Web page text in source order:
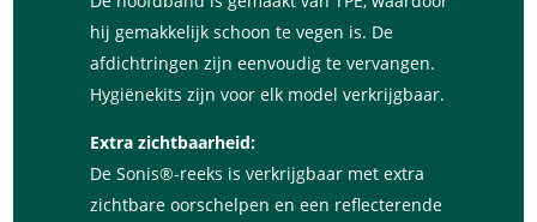
hij gemakkelijk schoon te vegen is. De
afdichtringen zijn eenvoudig te vervangen.
Hygiënekits zijn voor elk model verkrijgbaar.
Extra zichtbaarheid:
De Sonis®-reeks is verkrijgbaar met extra
zichtbare oorschelpen en een reflecterende